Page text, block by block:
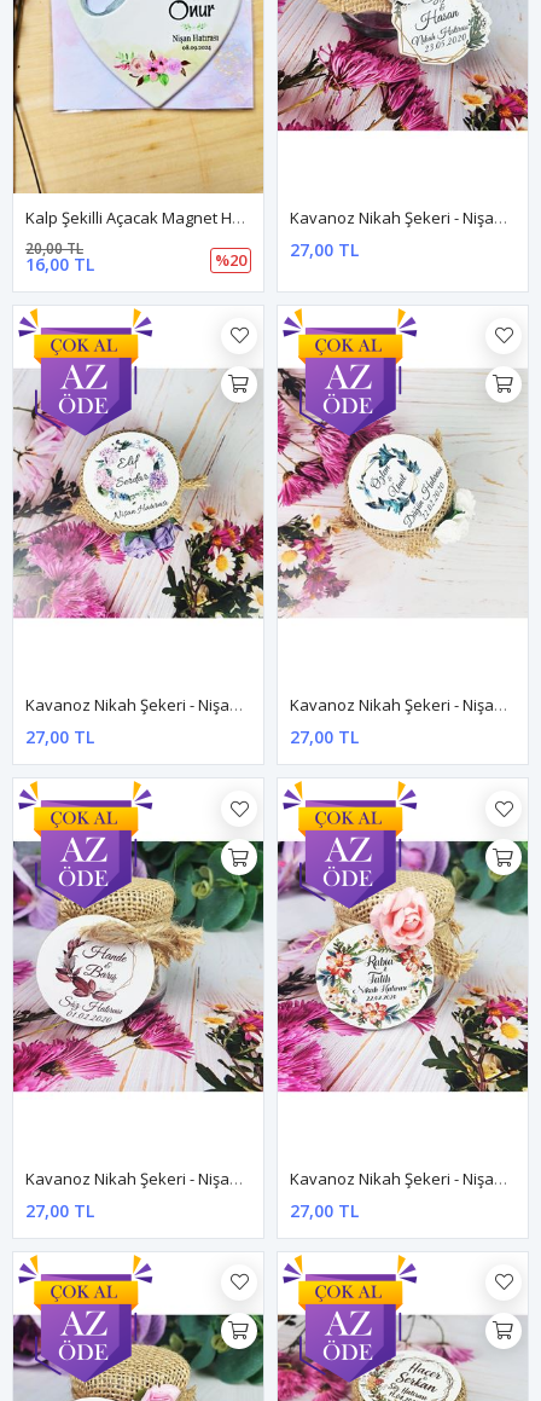
Kalp Şekilli Açacak Magnet Hediyelik
16,00 TL
20,00 TL
%20
Kavanoz Nikah Şekeri - Nişan Hediyesi Dnkv004
27,00 TL
Kavanoz Nikah Şekeri - Nişan Hediyesi Dnkv005
27,00 TL
Kavanoz Nikah Şekeri - Nişan Hediyesi Dnkv006
27,00 TL
Kavanoz Nikah Şekeri - Nişan Hediyesi Dnkv007
27,00 TL
Kavanoz Nikah Şekeri - Nişan Hediyesi Dnkv008
27,00 TL